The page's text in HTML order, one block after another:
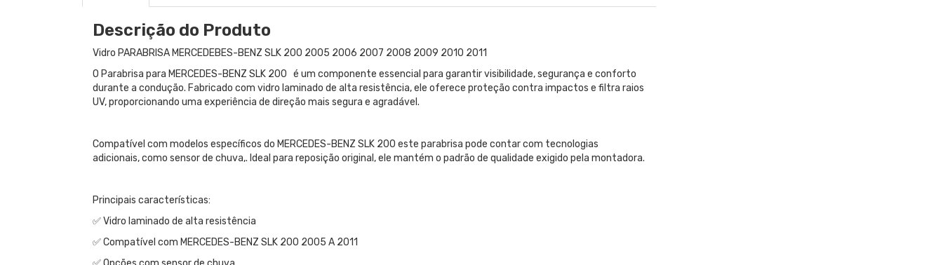
Descrição do Produto
Vidro PARABRISA MERCEDEBES-BENZ SLK 200 2005 2006 2007 2008 2009 2010 2011
O Parabrisa para MERCEDES-BENZ SLK 200 é um componente essencial para garantir visibilidade, segurança e conforto
durante a condução. Fabricado com vidro laminado de alta resistência, ele oferece proteção contra impactos e filtra raios
UV, proporcionando uma experiência de direção mais segura e agradável.
Compatível com modelos específicos do MERCEDES-BENZ SLK 200 este parabrisa pode contar com tecnologias
adicionais, como sensor de chuva,. Ideal para reposição original, ele mantém o padrão de qualidade exigido pela montadora.
Principais características:
✅ Vidro laminado de alta resistência
✅ Compatível com MERCEDES-BENZ SLK 200 2005 A 2011